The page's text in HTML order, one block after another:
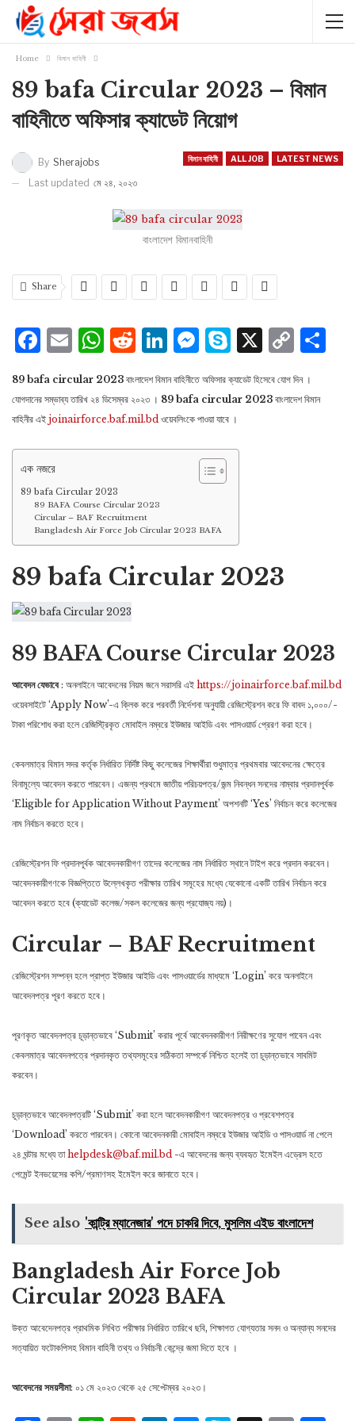
Home বিমান বাহিনী
89 bafa Circular 2023 – বিমান
বাহিনীতে অফিসার ক্যাডেট নিয়োগ
বিমান বাহিনী ALL JOB LATEST NEWS
By Sherajobs
Last updated মে ২৪, ২০২৩
বাংলাদেশ বিমানবাহিনী
Share
Facebook
Email
WhatsApp
Reddit
LinkedIn
Messenger
Skype
X
89 bafa circular 2023 বাংলাদেশ বিমান বাহিনীতে অফিসার ক্যাডেট হিসেবে যোগ দিন ।
যোগদানের সম্ভাব্য তারিখ ২৪ ডিসেম্বর ২০২৩ । 89 bafa circular 2023 বাংলাদেশ বিমান
বাহিনীর এই joinairforce.baf.mil.bd ওয়েবলিংকে পাওয়া যাবে ।
এক নজরে
89 bafa Circular 2023
89 BAFA Course Circular 2023
Circular – BAF Recruitment
Bangladesh Air Force Job Circular 2023 BAFA
89 bafa Circular 2023
89 BAFA Course Circular 2023
আবেদন যেভাবে: অনলাইনে আবেদনের নিয়ম জনে সরাসরি এই https://joinairforce.baf.mil.bd
ওয়েবসাইটে ‘Apply Now’-এ ক্লিক করে পরবর্তী নির্দেশনা অনুযায়ী রেজিস্ট্রেশন করে ফি বাবদ ১,০০০/-
টাকা পরিশোধ করা হলে রেজিস্ট্রিকৃত মোবাইল নম্বরে ইউজার আইডি এবং পাসওয়ার্ড প্রেরণ করা হবে।
কেবলমাত্র বিমান সদর কর্তৃক নির্ধারিত নির্দিষ্ট কিছু কলেজের শিক্ষার্থীরা শুধুমাত্র প্রথমবার আবেদনের ক্ষেত্রে
বিনামূল্যে আবেদন করতে পারবেন। এজন্য প্রথমে জাতীয় পরিচয়পত্র/জন্ম নিবন্ধন সনদের নাম্বার প্রদানপূর্বক
‘Eligible for Application Without Payment’ অপশনটি ‘Yes’ নির্বাচন করে কলেজের
নাম নির্বাচন করতে হবে।
রেজিস্ট্রেশন ফি প্রদানপূর্বক আবেদনকারীগণ তাদের কলেজের নাম নির্ধারিত স্থানে টাইপ করে প্রদান করবেন।
আবেদনকারীগণকে বিজ্ঞপ্তিতে উল্লেখকৃত পরীক্ষার তারিখ সমূহের মধ্যে যেকোনো একটি তারিখ নির্বাচন করে
আবেদন করতে হবে (ক্যাডেট কলেজ/সকল কলেজের জন্য প্রযোজ্য নয়)।
Circular – BAF Recruitment
রেজিস্ট্রেশন সম্পন্ন হলে প্রাপ্ত ইউজার আইডি এবং পাসওয়ার্ডের মাধ্যমে ‘Login’ করে অনলাইনে
আবেদনপত্র পূরণ করতে হবে।
পূরণকৃত আবেদনপত্র চূড়ান্তভাবে ‘Submit’ করার পূর্বে আবেদনকারীগণ নিরীক্ষণের সুযোগ পাবেন এবং
কেবলমাত্র আবেদনপত্রে প্রদানকৃত তথ্যসমূহের সঠিকতা সম্পর্কে নিশ্চিত হলেই তা চূড়ান্তভাবে সাবমিট
করবেন।
চূড়ান্তভাবে আবেদনপত্রটি ‘Submit’ করা হলে আবেদনকারীগণ আবেদনপত্র ও প্রবেশপত্র
‘Download’ করতে পারবেন। কোনো আবেদনকারী মোবাইল নম্বরে ইউজার আইডি ও পাসওয়ার্ড না পেলে
২৪ ঘন্টার মধ্যে তাhelpdesk@baf.mil.bd -এ আবেদনের জন্য ব্যবহৃত ইমেইল এড্রেস হতে
পেমেন্ট ইনভয়েসের কপি/প্রমাণসহ ইমেইল করে জানাতে হবে।
See also 'কান্ট্রি ম্যানেজার' পদে চাকরি দিবে, মুসলিম এইড বাংলাদেশ
Bangladesh Air Force Job
Circular 2023 BAFA
উক্ত আবেদেনপত্র প্রাথমিক লিখিত পরীক্ষার নির্ধারিত তারিখে ছবি, শিক্ষাগত যোগ্যতার সনদ ও অন্যান্য সনদের
সত্যায়িত ফটোকপিসহ বিমান বাহিনী তথ্য ও নির্বাচনী কেন্দ্রে জমা দিতে হবে ।
আবেদনের সময়সীমা: ০১ মে ২০২৩ থেকে ২৫ সেপ্টেম্বর ২০২৩।